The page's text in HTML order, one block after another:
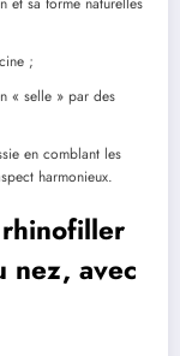
;
« selle » par des
en comblant les
harmonieux.
nez, avec